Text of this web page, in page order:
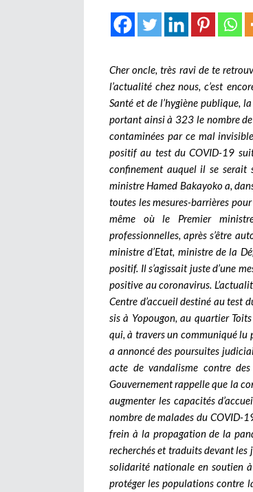
Cher oncle, très ravi de te
l’actualité chez nous, c’est
Santé et de l’hygiène publique,
portant ainsi à 323 le nombre
contaminées par ce mal
positif au test du COVID-19
confinement auquel il se serait
ministre Hamed Bakayoko a,
toutes les mesures-barrières
même où le Premier
professionnelles, après s’être
ministre d’Etat, ministre de la
positif. Il s’agissait juste d’une
positive au coronavirus.
Centre d’accueil destiné au test
sis à Yopougon, au quartier
qui, à travers un communiqué lu
a annoncé des poursuites
acte de vandalisme contre
Gouvernement rappelle que la
augmenter les capacités
nombre de malades du COVID-
frein à la propagation de la
recherchés et traduits devant
solidarité nationale en soutien
protéger les populations contre